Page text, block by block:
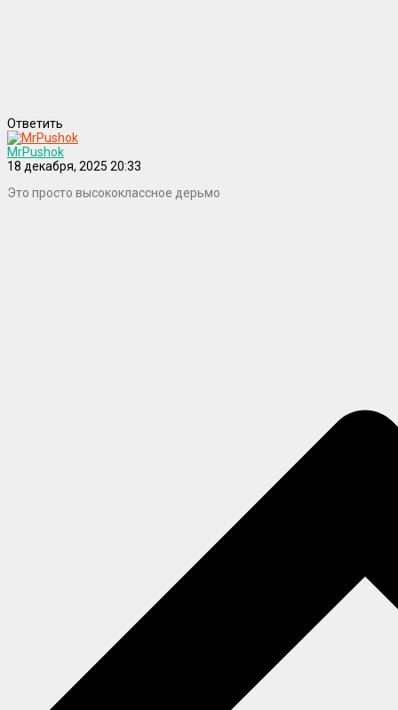
Ответить
MrPushok
18 декабря, 2025 20:33
Это просто высококлассное дерьмо